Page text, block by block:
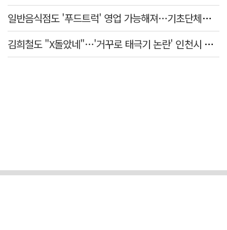
일반음식점도 '푸드트럭' 영업 가능해져…기초단체별 조례 개정 움직임
김희철도 "X돌았네"…'거꾸로 태극기 논란' 인천시 현수막, 이틀 만에 철거